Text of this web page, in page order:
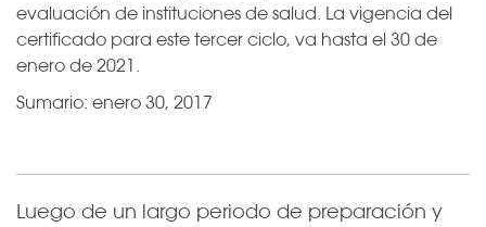
evaluación de instituciones de salud. La vigencia del
certificado para este tercer ciclo, va hasta el 30 de
enero de 2021.
Sumario: enero 30, 2017
Luego de un largo periodo de preparación y